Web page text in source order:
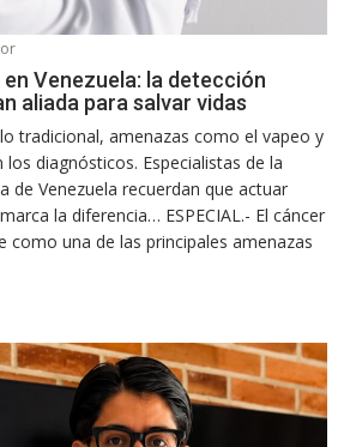
Venezuela: la detección
aliada para salvar vidas
tradicional, amenazas como el vapeo y
diagnósticos. Especialistas de la
de Venezuela recuerdan que actuar
la diferencia… ESPECIAL.- El cáncer
como una de las principales amenazas